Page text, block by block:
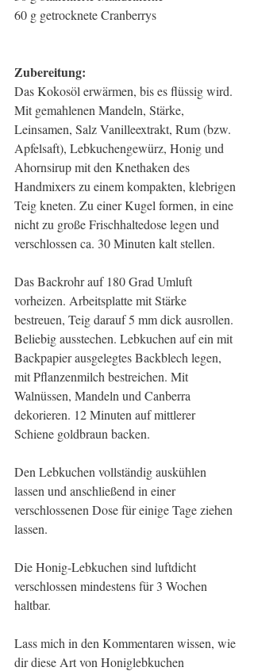
60 g getrocknete Cranberrys
Zubereitung:
Das Kokosöl erwärmen, bis es flüssig wird.
Mit gemahlenen Mandeln, Stärke,
Leinsamen, Salz Vanilleextrakt, Rum (bzw.
Apfelsaft), Lebkuchengewürz, Honig und
Ahornsirup mit den Knethaken des
Handmixers zu einem kompakten, klebrigen
Teig kneten. Zu einer Kugel formen, in eine
nicht zu große Frischhaltedose legen und
verschlossen ca. 30 Minuten kalt stellen.
Das Backrohr auf 180 Grad Umluft
vorheizen. Arbeitsplatte mit Stärke
bestreuen, Teig darauf 5 mm dick ausrollen.
Beliebig ausstechen. Lebkuchen auf ein mit
Backpapier ausgelegtes Backblech legen,
mit Pflanzenmilch bestreichen. Mit
Walnüssen, Mandeln und Canberra
dekorieren. 12 Minuten auf mittlerer
Schiene goldbraun backen.
Den Lebkuchen vollständig auskühlen
lassen und anschließend in einer
verschlossenen Dose für einige Tage ziehen
lassen.
Die Honig-Lebkuchen sind luftdicht
verschlossen mindestens für 3 Wochen
haltbar.
Lass mich in den Kommentaren wissen, wie
dir diese Art von Honiglebkuchen